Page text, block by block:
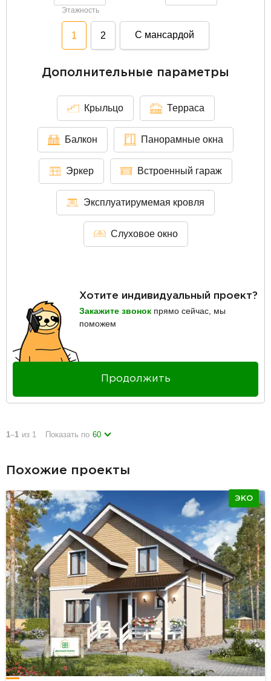
Этажность
1 2 С мансардой
Дополнительные параметры
Крыльцо Терраса
Балкон Панорамные окна
Эркер Встроенный гараж
Эксплуатирумемая кровля
Слуховое окно
Хотите индивидуальный проект?
Закажите звонок прямо сейчас, мы
поможем
Продолжить
1–1 из 1 Показать по 60
Похожие проекты
ЭКО